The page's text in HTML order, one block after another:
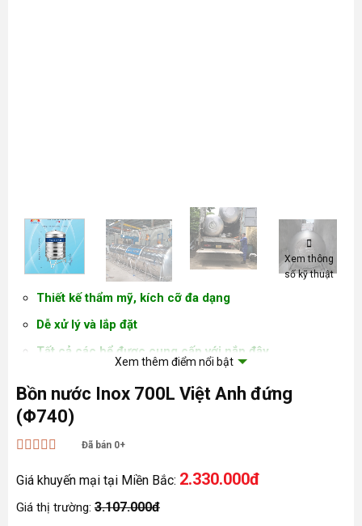
Xem thông
số kỹ thuật
Thiết kế thẩm mỹ, kích cỡ đa dạng
Dễ xử lý và lắp đặt
Tất cả các bể được cung cấp với nắp đậy
Chất liệu INOX SUS 304 cao cấp
Kích thước tùy chỉnh có sẵn theo yêu cầu
Được sản xuất tuân thủ các tiêu chuẩn đã được thiết
lập
Xem thêm điểm nổi bật
Bồn nước Inox 700L Việt Anh đứng
(Φ740)
hạng55 sao
Đã bán 0+
Giá khuyến mại tại Miền Bắc: 2.330.000đ
Giá thị trường: 3.107.000đ